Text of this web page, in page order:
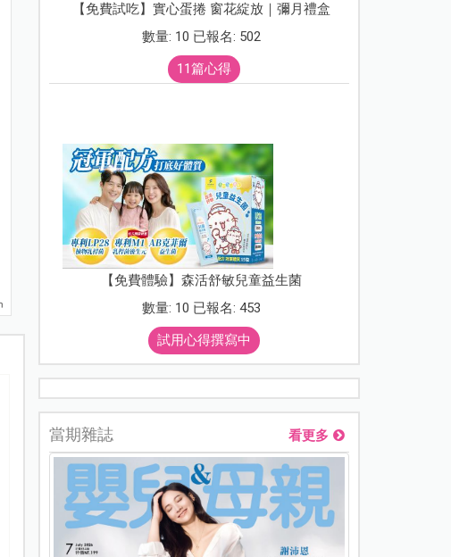
【免費試吃】實心蛋捲 窗花綻放｜彌月禮盒
數量: 10 已報名: 502
11篇心得
【免費體驗】森活舒敏兒童益生菌
數量: 10 已報名: 453
試用心得撰寫中
當期雜誌 看更多